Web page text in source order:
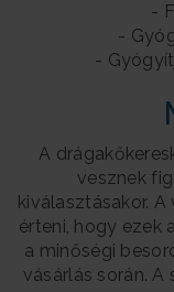
-
-
-
A
vesznek
kiválasztásakor.
érteni, hogy ezek
a minőségi
vásárlás során. A